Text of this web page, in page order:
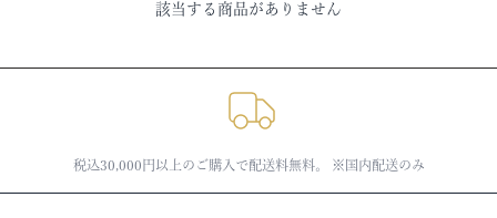
該当する商品がありません
税込30,000円以上のご購入で配送料無料。 ※国内配送のみ